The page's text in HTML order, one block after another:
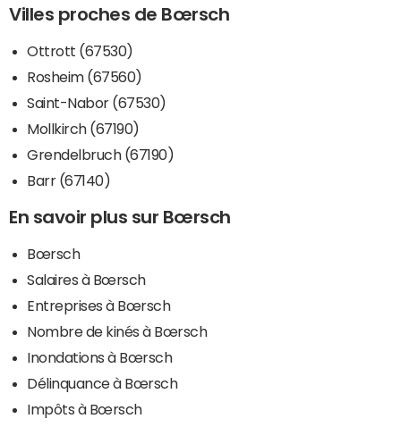
Villes proches de Bœrsch
Ottrott (67530)
Rosheim (67560)
Saint-Nabor (67530)
Mollkirch (67190)
Grendelbruch (67190)
Barr (67140)
En savoir plus sur Bœrsch
Bœrsch
Salaires à Bœrsch
Entreprises à Bœrsch
Nombre de kinés à Bœrsch
Inondations à Bœrsch
Délinquance à Bœrsch
Impôts à Bœrsch